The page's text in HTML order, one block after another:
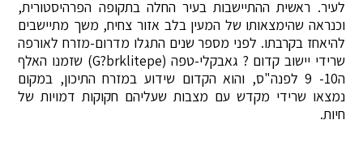
לעיר. ראשית ההתיישבות בעיר החלה בתקופה הפרהיסטורית,
וכנראה שהימצאותו של המעין בלב אזור צחיח, משך מתיישבים
להיאחז בקרבתו. לפני מספר שנים התגלו מדרום-מזרח לאורפה
שרידי יישוב קדום ? גאבקלי-טפה (G?brklitepe) שזמנו האלף
ה10- 9 לפנה"ס, והוא הקדום שידוע במזרח התיכון, במקום
נמצאו שרידי מקדש עם מצבות שעליהם חקוקות דמויות של
חיות.